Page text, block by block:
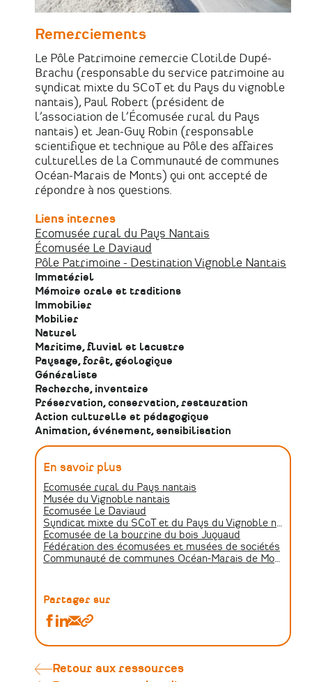
Remerciements
Le Pôle Patrimoine remercie Clotilde Dupé-
Brachu (responsable du service patrimoine au
syndicat mixte du SCoT et du Pays du vignoble
nantais), Paul Robert (président de
l’association de l’Écomusée rural du Pays
nantais) et Jean-Guy Robin (responsable
scientifique et technique au Pôle des affaires
culturelles de la Communauté de communes
Océan-Marais de Monts) qui ont accepté de
répondre à nos questions.
Liens internes
Ecomusée rural du Pays Nantais
Écomusée Le Daviaud
Pôle Patrimoine - Destination Vignoble Nantais
Immatériel
Mémoire orale et traditions
Immobilier
Mobilier
Naturel
Maritime, fluvial et lacustre
Paysage, forêt, géologique
Généraliste
Recherche, inventaire
Préservation, conservation, restauration
Action culturelle et pédagogique
Animation, événement, sensibilisation
En savoir plus
Écomusée rural du Pays nantais
Musée du Vignoble nantais
Écomusée Le Daviaud
Syndicat mixte du SCoT et du Pays du Vignoble nantais
Écomusée de la bourrine du bois Juquaud
Fédération des écomusées et musées de sociétés
Communauté de communes Océan-Marais de Monts
Partager sur
Partager
écomusées
membres
Partager
écomusées
membres
Partager
écomusées
membres
lien
Retour aux ressources